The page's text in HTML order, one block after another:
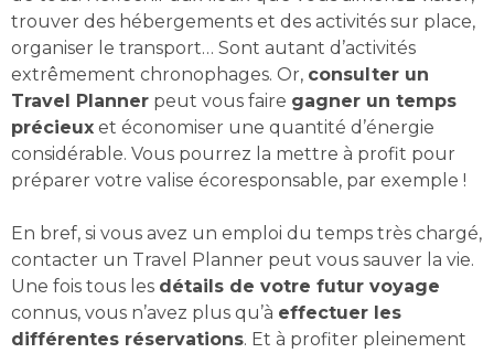
trouver des hébergements et des activités sur place,
organiser le transport… Sont autant d’activités
extrêmement chronophages. Or, consulter un
Travel Planner peut vous faire gagner un temps
précieux et économiser une quantité d’énergie
considérable. Vous pourrez la mettre à profit pour
préparer votre valise écoresponsable, par exemple !
En bref, si vous avez un emploi du temps très chargé,
contacter un Travel Planner peut vous sauver la vie.
Une fois tous les détails de votre futur voyage
connus, vous n’avez plus qu’à effectuer les
différentes réservations. Et à profiter pleinement